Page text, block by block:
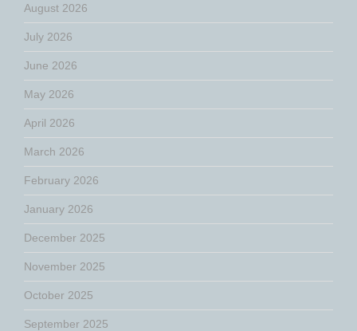
August 2026
July 2026
June 2026
May 2026
April 2026
March 2026
February 2026
January 2026
December 2025
November 2025
October 2025
September 2025